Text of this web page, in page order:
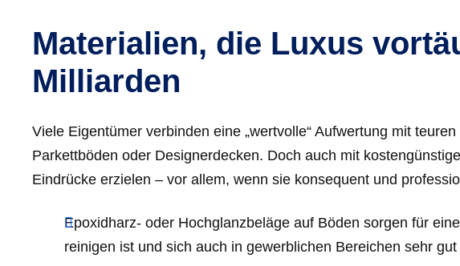
Materialien, die Luxus
Milliarden
Viele Eigentümer verbinden eine „wertvolle“ Aufwertung mit
Parkettböden oder Designerdecken. Doch auch mit
Eindrücke erzielen – vor allem, wenn sie konsequent und
Epoxidharz- oder Hochglanzbeläge auf Böden sorgen für
reinigen ist und sich auch in gewerblichen Bereichen sehr